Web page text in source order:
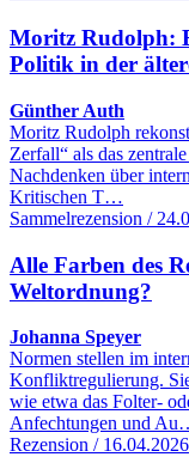
Moritz Rudolph:
Politik in der
Günther Auth
Moritz Rudolph
Zerfall“ als das
Nachdenken über
Kritischen T…
Sammelrezension /
Alle Farben des
Weltordnung?
Johanna Speyer
Normen stellen im
Konfliktregulierung.
wie etwa das Folter-
Anfechtungen und
Rezension / 16.04.2026